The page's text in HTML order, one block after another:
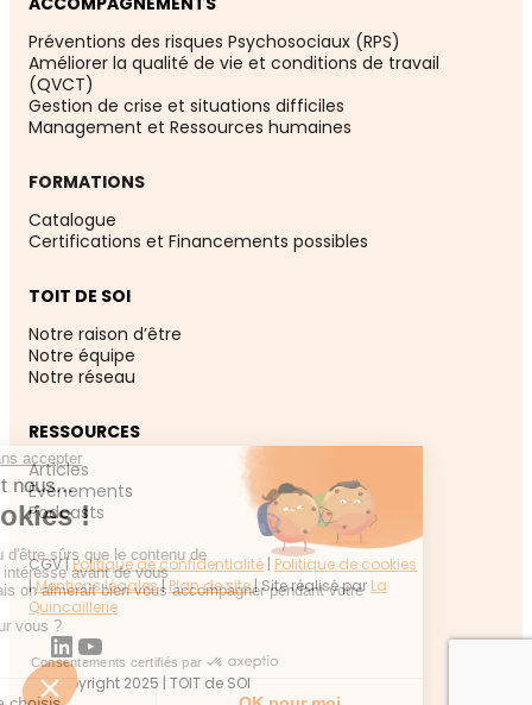
Préventions des risques Psychosociaux (RPS)
Améliorer la qualité de vie et conditions de travail
(QVCT)
Gestion de crise et situations difficiles
Management et Ressources humaines
FORMATIONS
Catalogue
Certifications et Financements possibles
TOIT DE SOI
Notre raison d’être
Notre équipe
Notre réseau
RESSOURCES
Articles
Événements
Podcasts
CGV |Politique de confidentialité | Politique de cookies
|Mentions légales|Plan de site| Site réalisé par La
Quincaillerie
LinkedIn
YouTube
Copyright 2025 | TOIT de SOI